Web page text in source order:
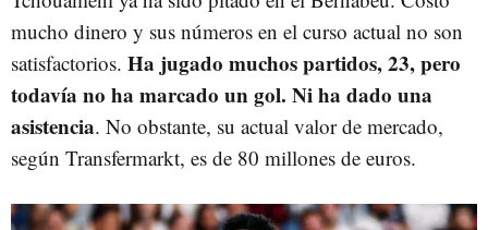
mucho dinero y sus números en el curso actual no son
satisfactorios. Ha jugado muchos partidos, 23, pero
todavía no ha marcado un gol. Ni ha dado una
asistencia. No obstante, su actual valor de mercado,
según Transfermarkt, es de 80 millones de euros.